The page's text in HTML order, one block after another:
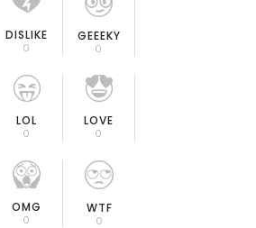
DISLIKE
0
GEEEKY
0
LOL
0
LOVE
0
OMG
0
WTF
0